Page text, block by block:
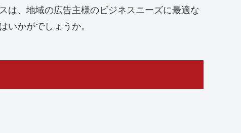
は、地域の広告主様のビジネスニーズに最適な
かがでしょうか。